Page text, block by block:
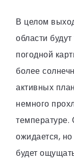
В целом
области
погодной
более
активных
немного
температуре.
ожидается,
будет